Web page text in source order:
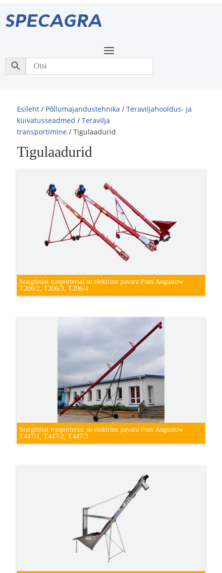
Esileht / Põllumajandustehnika /Teraviljahooldus- ja
kuivatusseadmed /Teravilja
transportimine / Tigulaadurid
Tigulaadurid
Sraigtiniai trasporteriai su elektrine pavara Pom Augustow
T206/2, T206/3, T206/4
Sraigtiniai trasporteriai su elektrine pavara Pom Augustow
T447/1, T447/2, T447/3